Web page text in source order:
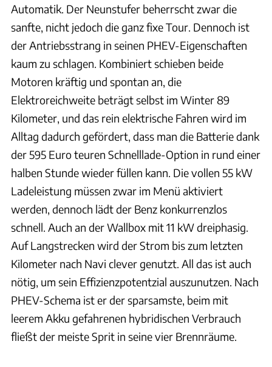
Automatik. Der Neunstufer beherrscht zwar die
sanfte, nicht jedoch die ganz fixe Tour. Dennoch ist
der Antriebsstrang in seinen PHEV-Eigenschaften
kaum zu schlagen. Kombiniert schieben beide
Motoren kräftig und spontan an, die
Elektroreichweite beträgt selbst im Winter 89
Kilometer, und das rein elektrische Fahren wird im
Alltag dadurch gefördert, dass man die Batterie dank
der 595 Euro teuren Schnelllade-Option in rund einer
halben Stunde wieder füllen kann. Die vollen 55 kW
Ladeleistung müssen zwar im Menü aktiviert
werden, dennoch lädt der Benz konkurrenzlos
schnell. Auch an der Wallbox mit 11 kW dreiphasig.
Auf Langstrecken wird der Strom bis zum letzten
Kilometer nach Navi clever genutzt. All das ist auch
nötig, um sein Effizienzpotentzial auszunutzen. Nach
PHEV-Schema ist er der sparsamste, beim mit
leerem Akku gefahrenen hybridischen Verbrauch
fließt der meiste Sprit in seine vier Brennräume.